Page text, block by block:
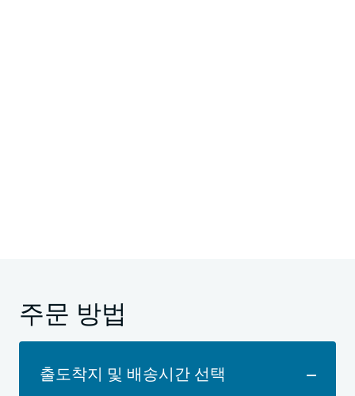
주문 방법
출도착지 및 배송시간 선택